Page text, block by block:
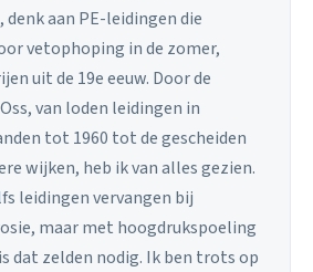
aan PE-leidingen die
vetophoping in de zomer,
uit de 19e eeuw. Door de
van loden leidingen in
tot 1960 tot de gescheiden
wijken, heb ik van alles gezien.
leidingen vervangen bij
maar met hoogdrukspoeling
dat zelden nodig. Ik ben trots op